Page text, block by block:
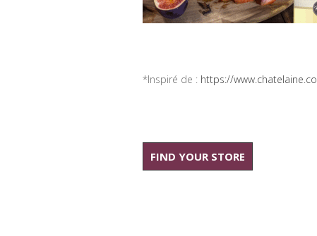
*Inspiré de : https://
FIND YOUR STORE